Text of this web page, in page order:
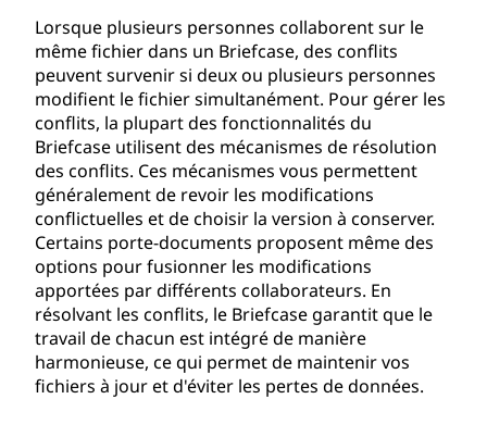
Lorsque plusieurs personnes collaborent sur le
même fichier dans un Briefcase, des conflits
peuvent survenir si deux ou plusieurs personnes
modifient le fichier simultanément. Pour gérer les
conflits, la plupart des fonctionnalités du
Briefcase utilisent des mécanismes de résolution
des conflits. Ces mécanismes vous permettent
généralement de revoir les modifications
conflictuelles et de choisir la version à conserver.
Certains porte-documents proposent même des
options pour fusionner les modifications
apportées par différents collaborateurs. En
résolvant les conflits, le Briefcase garantit que le
travail de chacun est intégré de manière
harmonieuse, ce qui permet de maintenir vos
fichiers à jour et d'éviter les pertes de données.